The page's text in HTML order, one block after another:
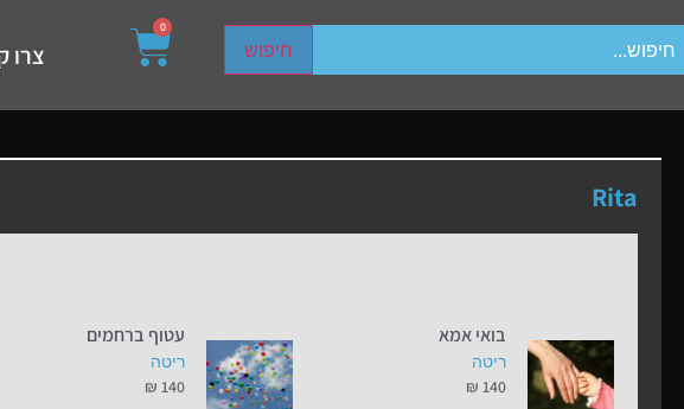
חיפוש
page. Touch device users, explore by touch or with swipe gestures.
0
צרו
Rita
בואי אמא
ריטה
₪ 140
עטוף ברחמים
ריטה
₪ 140